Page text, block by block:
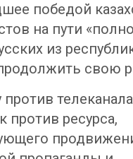
победой
на пути
из
свою
против
против ресурса,